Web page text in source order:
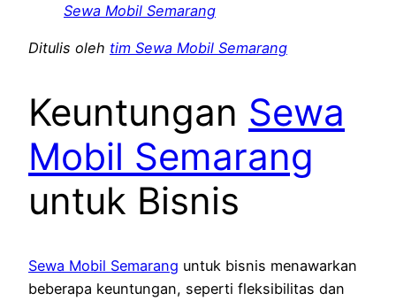
Sewa Mobil Semarang
Ditulis oleh tim Sewa Mobil Semarang
Keuntungan Sewa
Mobil Semarang
untuk Bisnis
Sewa Mobil Semarang untuk bisnis menawarkan
beberapa keuntungan, seperti fleksibilitas dan